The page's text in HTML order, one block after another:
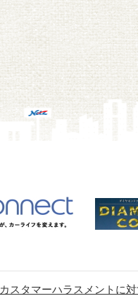
カスタマーハラスメントに